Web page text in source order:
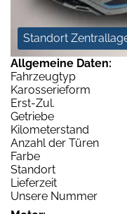
Standort
Allgemeine Daten:
Fahrzeugtyp
Karosserieform
Erst-Zul.
Getriebe
Kilometerstand
Anzahl der Türen
Farbe
Standort
Lieferzeit
Unsere Nummer